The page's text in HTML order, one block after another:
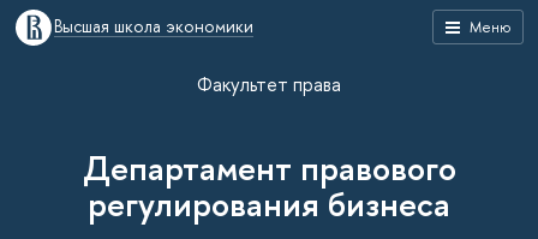
Меню
Высшая школа экономики
Факультет права
Департамент правового
регулирования бизнеса